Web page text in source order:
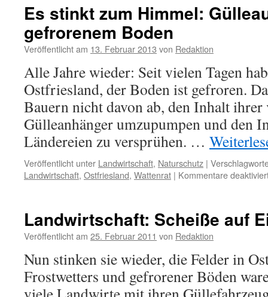
Es stinkt zum Himmel:
gefrorenem Boden
Veröffentlicht am 13. Februar 2013 von Redaktion
Alle Jahre wieder: Seit vielen Tagen
Ostfriesland, der Boden ist gefroren.
Bauern nicht davon ab, den Inhalt
Gülleanhänger umzupumpen und den
Ländereien zu versprühen. …
Veröffentlicht unter Landwirtschaft, Naturschutz |
Landwirtschaft, Ostfriesland, Wattenrat | Kommentare
Landwirtschaft: Scheiße auf
Veröffentlicht am 25. Februar 2011 von Redaktion
Nun stinken sie wieder, die Felder in
Frostwetters und gefrorener Böden